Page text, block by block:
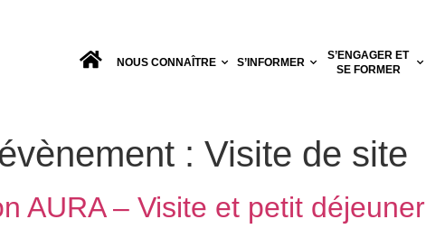
NOUS CONNAÎTRE S’INFORMER
S’ENGAGER ET
SE FORMER
: Visite de site
AURA – Visite et petit déjeuner